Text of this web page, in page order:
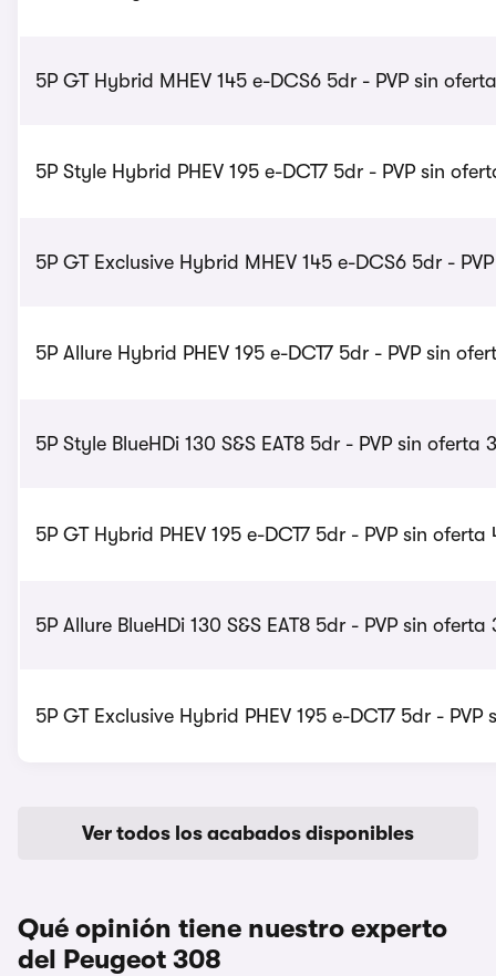
5P GT Hybrid MHEV 145 e-DCS6 5dr - PVP sin
5P Style Hybrid PHEV 195 e-DCT7 5dr - PVP sin
5P GT Exclusive Hybrid MHEV 145 e-DCS6 5dr -
5P Allure Hybrid PHEV 195 e-DCT7 5dr - PVP sin
5P Style BlueHDi 130 S&S EAT8 5dr - PVP sin oferta
5P GT Hybrid PHEV 195 e-DCT7 5dr - PVP sin oferta
5P Allure BlueHDi 130 S&S EAT8 5dr - PVP sin
5P GT Exclusive Hybrid PHEV 195 e-DCT7 5dr -
Ver todos los acabados disponibles
Qué opinión tiene nuestro experto
del Peugeot 308